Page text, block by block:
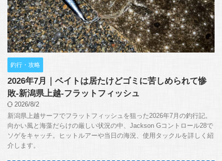
釣行・攻略
2026年7月｜ベイトは居たけどゴミに苦しめられて惨
敗-新潟県上越-フラットフィッシュ
2026/8/2
新潟県上越サーフでフラットフィッシュを狙った2026年7月の釣行記。
向かい風と海藻だらけの厳しい状況の中、Jackson Gコントロール28で
ソゲをキャッチ。ヒットルアーや当日の海況、使用タックルを詳しく紹
介します。